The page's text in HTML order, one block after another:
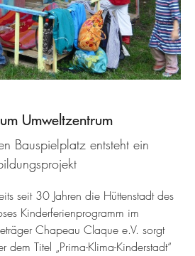
Umweltzentrum
Bauspielplatz entsteht ein
seit 30 Jahren die Hüttenstadt des
Kinderferienprogramm im
Chapeau Claque e.V. sorgt
dem Titel „Prima-Klima-Kinderstadt“